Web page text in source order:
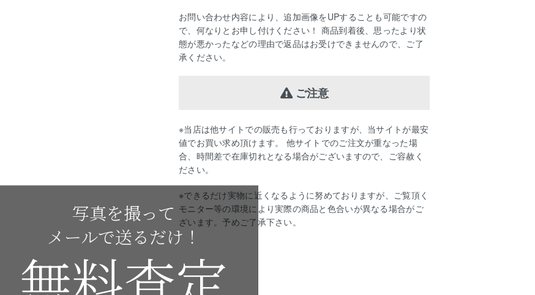
お問い合わせ内容により、追加画像をUPすることも可能ですの
で、何なりとお申し付けください！ 商品到着後、思ったより状
態が悪かったなどの理由で返品はお受けできませんので、ご了
承ください。
ご注意
※当店は他サイトでの販売も行っておりますが、当サイトが最安
値でお買い求め頂けます。 他サイトでのご注文が重なった場
合、時間差で在庫切れとなる場合がございますので、ご容赦く
ださい。
※できるだけ実物に近くなるように努めておりますが、ご覧頂く
モニター等の環境により実際の商品と色合いが異なる場合がご
ざいます。予めご了承下さい。
写真を撮って
メールで送るだけ！
無料査定